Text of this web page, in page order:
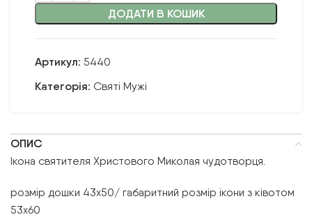
ДОДАТИ В КОШИК
Артикул: 5440
Категорія: Святі Мужі
ОПИС
Ікона святителя Христового Миколая чудотворця.
розмір дошки 43х50/ габаритний розмір ікони з ківотом
53х60